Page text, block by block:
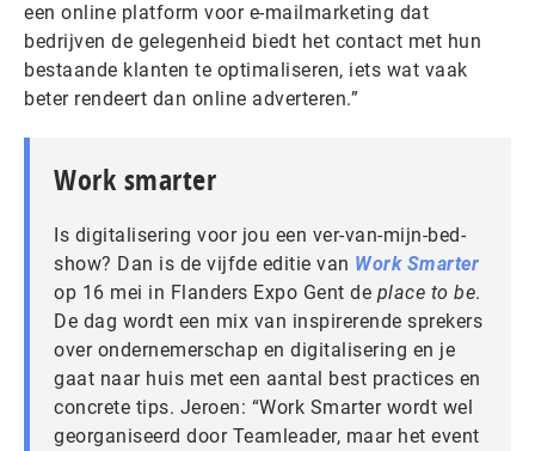
een online platform voor e-mailmarketing dat
bedrijven de gelegenheid biedt het contact met hun
bestaande klanten te optimaliseren, iets wat vaak
beter rendeert dan online adverteren.”
Work smarter
Is digitalisering voor jou een ver-van-mijn-bed-
show? Dan is de vijfde editie van Work Smarter
op 16 mei in Flanders Expo Gent de place to be.
De dag wordt een mix van inspirerende sprekers
over ondernemerschap en digitalisering en je
gaat naar huis met een aantal best practices en
concrete tips. Jeroen: “Work Smarter wordt wel
georganiseerd door Teamleader, maar het event